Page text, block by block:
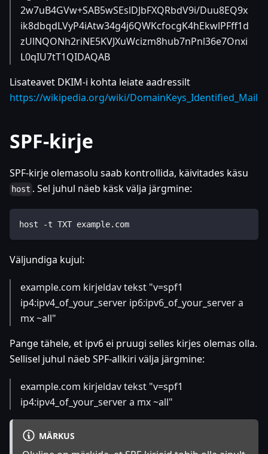
2w7uB4GVw+SAB5wSEslDJbFXQRbdV9i/Duu8EQ9x
ik8dbqdLVyP4iAtw34g4j6QWKcfocgK4hEkwlPFff1d
zUlNQONh2riNE5KVJXuWcizm8hub7nPnl36e7Onxi
L0qIU7tT1QIDAQAB
Lisateavet DKIM-i kohta leiate aadressilt
https://wikipedia.org/wiki/DomainKeys_Identified_Mail
SPF-kirje
SPF-kirje olemasolu saab kontrollida, käivitades käsu
host . Sel juhul näeb käsk välja järgmine:
host -t TXT example.com
Väljundiga kujul:
example.com kirjeldav tekst "v=spf1
ip4:ipv4_of_your_server ip6:ipv6_of_your_servera
mx ~all"
Pange tähele, et ipv6 ei pruugi selles kirjes olemas olla.
Sellisel juhul näeb SPF-allkiri välja järgmine:
example.com kirjeldav tekst "v=spf1
ip4:ipv4_of_your_servera mx ~all"
MÄRKUS